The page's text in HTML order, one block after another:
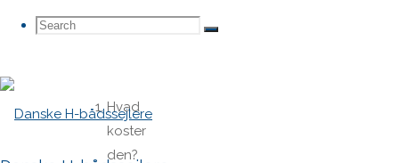
Search
Search
Search
Hvad
koster
den?